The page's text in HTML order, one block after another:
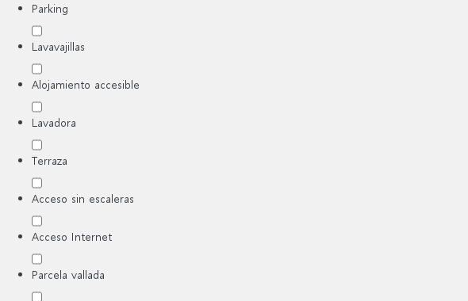
Parking
Lavavajillas
Alojamiento accesible
Lavadora
Terraza
Acceso sin escaleras
Acceso Internet
Parcela vallada